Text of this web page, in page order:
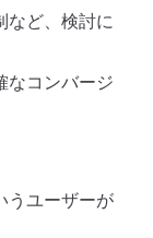
など、検討に
なコンバージ
うユーザーが